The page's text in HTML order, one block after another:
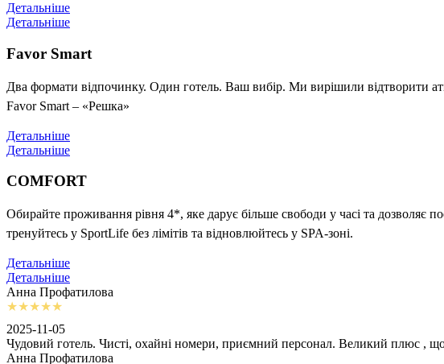
Детальніше
Детальніше
Favor Smart
Два формати відпочинку. Один готель. Ваш вибір. Ми вирішили відтворити
Favor Smart – «Решка»
Детальніше
Детальніше
COMFORT
Обирайте проживання рівня 4*, яке дарує більше свободи у часі та дозволяє
тренуйтесь у SportLife без лімітів та відновлюйтесь у SPA-зоні.
Детальніше
Детальніше
Анна Профатилова
2025-11-05
Чудовий готель. Чисті, охайні номери, приємний персонал. Великий плюс ,
Анна Профатилова